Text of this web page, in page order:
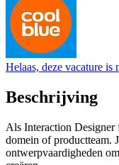
Helaas, deze vacature is
Beschrijving
Als Interaction
domein of productteam.
ontwerpvaardigheden